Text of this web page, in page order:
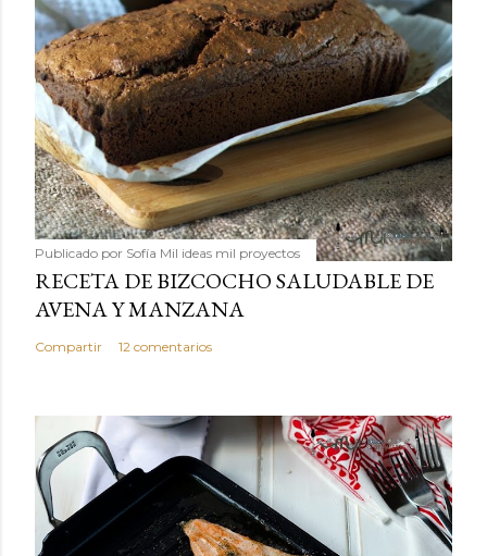
Publicado por Sofía Mil ideas mil proyectos
RECETA DE BIZCOCHO SALUDABLE DE
AVENA Y MANZANA
Compartir 12 comentarios